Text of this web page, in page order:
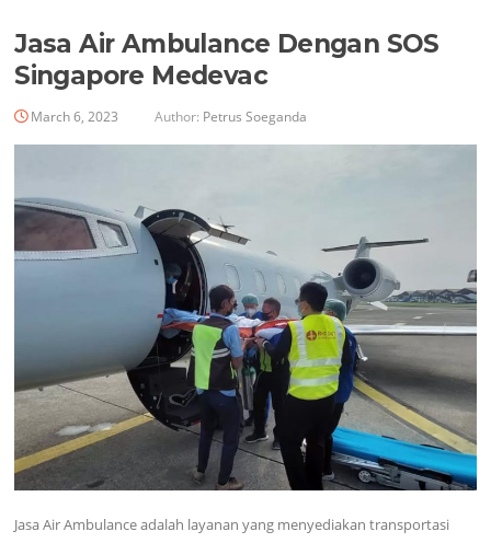
Jasa Air Ambulance Dengan SOS
Singapore Medevac
March 6, 2023 Author: Petrus Soeganda
Jasa Air Ambulance adalah layanan yang menyediakan transportasi